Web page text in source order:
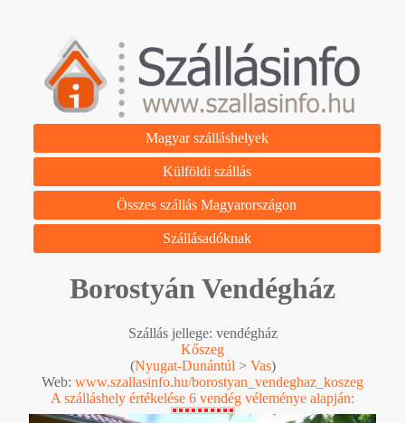
Magyar szálláshelyek
Külföldi szállás
Összes szállás Magyarországon
Szállásadóknak
Borostyán Vendégház
Szállás jellege: vendégház
Kőszeg
(Nyugat-Dunántúl > Vas)
Web: www.szallasinfo.hu/borostyan_vendeghaz_koszeg
A szálláshely értékelése 6 vendég véleménye alapján: